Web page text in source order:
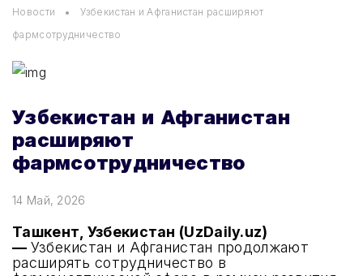
Новости
Узбекистан и Афганистан расширяют
фармсотрудничество
Узбекистан и Афганистан
расширяют
фармсотрудничество
14 Май, 2026
Ташкент, Узбекистан (UzDaily.uz)
— Узбекистан и Афганистан продолжают
расширять сотрудничество в